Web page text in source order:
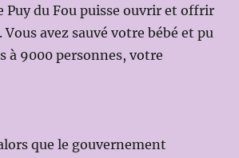
Puy du Fou puisse ouvrir et offrir
avez sauvé votre bébé et pu
à 9000 personnes, votre
que le gouvernement